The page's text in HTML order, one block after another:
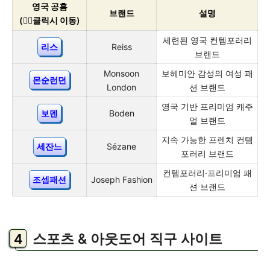
영국 공홈
(👇🏻클릭시 이동)
브랜드 설명
리스 Reiss
세련된 영국 컨템포러리
브랜드
몬순런던
Monsoon
London
보헤미안 감성의 여성 패
션 브랜드
보덴 Boden
영국 기반 프리미엄 캐주
얼 브랜드
세잔느 Sézane
지속 가능한 프렌치 컨템
포러리 브랜드
조셉패션 Joseph Fashion
컨템포러리·프리미엄 패
션 브랜드
스포츠 & 아웃도어 직구 사이트